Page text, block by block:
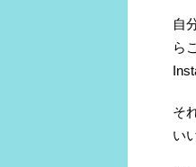
自
ら
そ
い